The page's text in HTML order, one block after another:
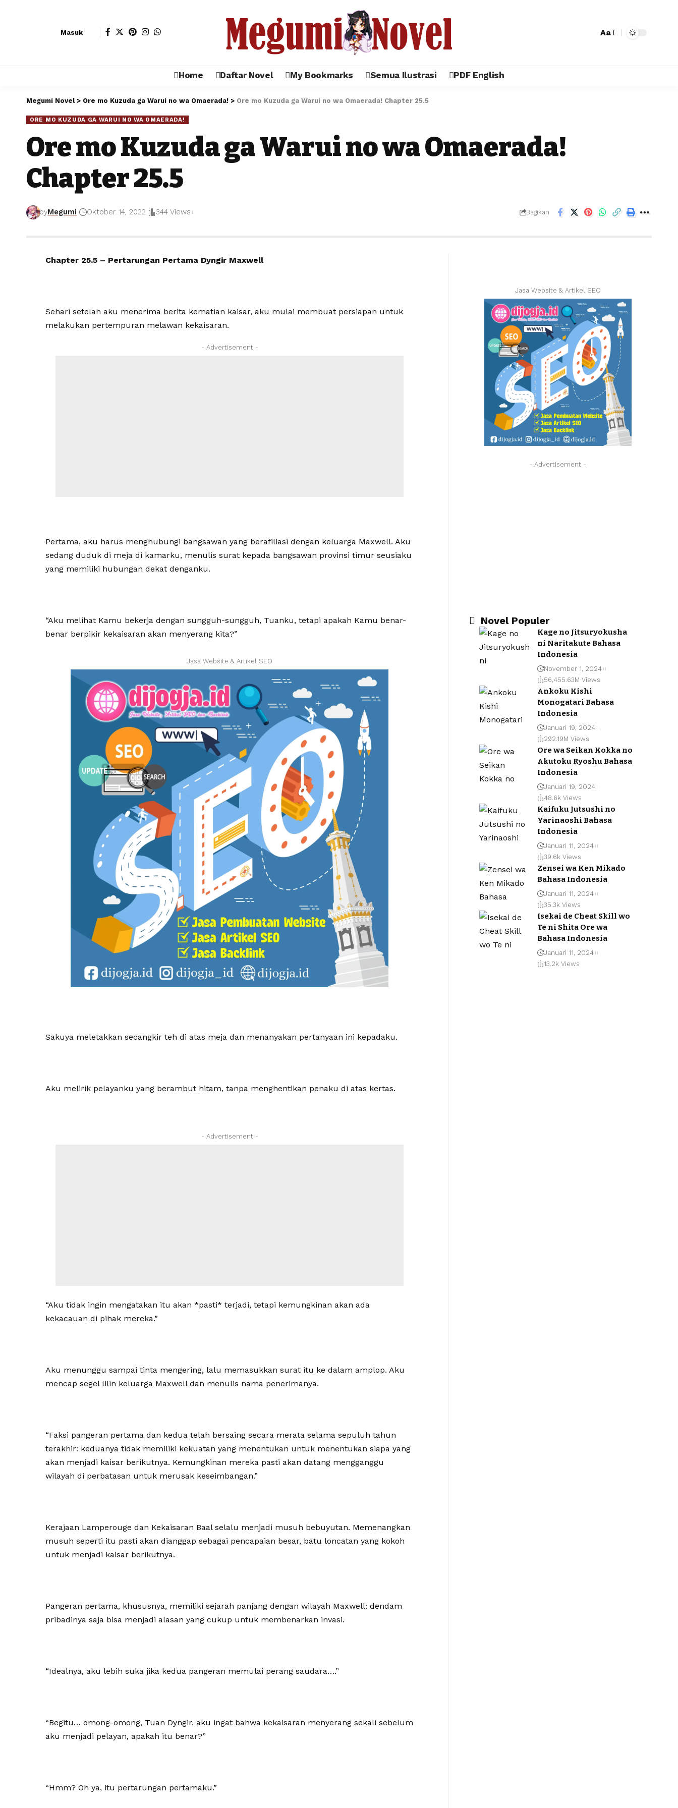
Masuk Aa
Home Daftar Novel My Bookmarks Semua Ilustrasi PDF English
Megumi Novel> Ore mo Kuzuda ga Warui no wa Omaerada! > Ore mo Kuzuda ga Warui no wa Omaerada! Chapter 25.5
ORE MO KUZUDA GA WARUI NO WA OMAERADA!
Ore mo Kuzuda ga Warui no wa Omaerada!
Chapter 25.5
byMegumi Oktober 14, 2022 344 Views Bagikan
Chapter 25.5 – Pertarungan Pertama Dyngir Maxwell
Sehari setelah aku menerima berita kematian kaisar, aku mulai membuat persiapan untuk
melakukan pertempuran melawan kekaisaran.
- Advertisement -
Pertama, aku harus menghubungi bangsawan yang berafiliasi dengan keluarga Maxwell. Aku
sedang duduk di meja di kamarku, menulis surat kepada bangsawan provinsi timur seusiaku
yang memiliki hubungan dekat denganku.
“Aku melihat Kamu bekerja dengan sungguh-sungguh, Tuanku, tetapi apakah Kamu benar-
benar berpikir kekaisaran akan menyerang kita?”
Jasa Website & Artikel SEO
Sakuya meletakkan secangkir teh di atas meja dan menanyakan pertanyaan ini kepadaku.
Aku melirik pelayanku yang berambut hitam, tanpa menghentikan penaku di atas kertas.
- Advertisement -
“Aku tidak ingin mengatakan itu akan *pasti* terjadi, tetapi kemungkinan akan ada
kekacauan di pihak mereka.”
Aku menunggu sampai tinta mengering, lalu memasukkan surat itu ke dalam amplop. Aku
mencap segel lilin keluarga Maxwell dan menulis nama penerimanya.
“Faksi pangeran pertama dan kedua telah bersaing secara merata selama sepuluh tahun
terakhir: keduanya tidak memiliki kekuatan yang menentukan untuk menentukan siapa yang
akan menjadi kaisar berikutnya. Kemungkinan mereka pasti akan datang mengganggu
wilayah di perbatasan untuk merusak keseimbangan.”
Kerajaan Lamperouge dan Kekaisaran Baal selalu menjadi musuh bebuyutan. Memenangkan
musuh seperti itu pasti akan dianggap sebagai pencapaian besar, batu loncatan yang kokoh
untuk menjadi kaisar berikutnya.
Pangeran pertama, khususnya, memiliki sejarah panjang dengan wilayah Maxwell: dendam
pribadinya saja bisa menjadi alasan yang cukup untuk membenarkan invasi.
“Idealnya, aku lebih suka jika kedua pangeran memulai perang saudara….”
“Begitu… omong-omong, Tuan Dyngir, aku ingat bahwa kekaisaran menyerang sekali sebelum
aku menjadi pelayan, apakah itu benar?”
“Hmm? Oh ya, itu pertarungan pertamaku.”
Jasa Website & Artikel SEO
- Advertisement -
Novel Populer
Kage no Jitsuryokusha
ni Naritakute Bahasa
Indonesia
November 1, 2024
56,455.63M Views
Ankoku Kishi
Monogatari Bahasa
Indonesia
Januari 19, 2024
292.19M Views
Ore wa Seikan Kokka no
Akutoku Ryoshu Bahasa
Indonesia
Januari 19, 2024
48.6k Views
Kaifuku Jutsushi no
Yarinaoshi Bahasa
Indonesia
Januari 11, 2024
39.6k Views
Zensei wa Ken Mikado
Bahasa Indonesia
Januari 11, 2024
35.3k Views
Isekai de Cheat Skill wo
Te ni Shita Ore wa
Bahasa Indonesia
Januari 11, 2024
13.2k Views